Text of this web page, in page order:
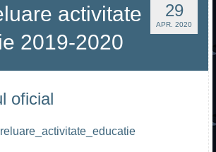
29
APR. 2020
activitate
2019-2020
oficial